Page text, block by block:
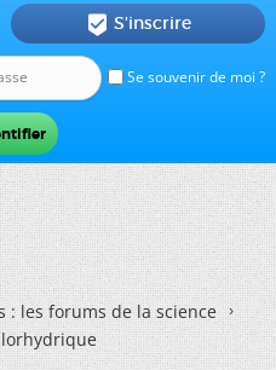
Se souvenir de moi ?
 S'inscrire
: les forums de la science